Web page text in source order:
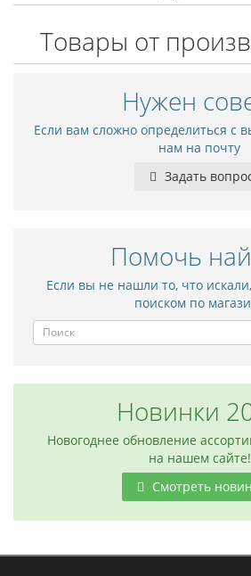
Товары от
Нужен
Если вам сложно определиться с
нам на почту
Задать
Помочь
Если вы не нашли то, что
поиском по
Новинки
Новогоднее обновление
на нашем сайте!
Смотреть